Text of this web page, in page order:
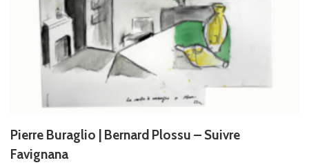
Pierre Buraglio | Bernard Plossu – Suivre
Favignana